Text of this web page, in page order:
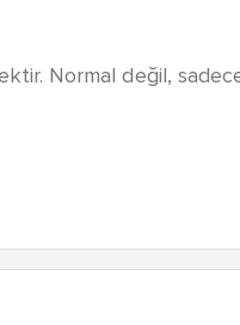
Normal değil,